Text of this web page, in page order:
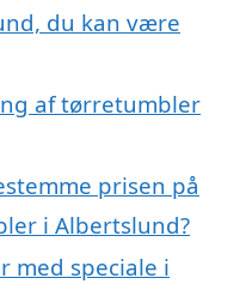
du kan være
af tørretumbler
prisen på
i Albertslund?
med speciale i